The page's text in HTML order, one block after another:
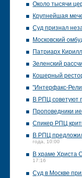
Около тысячи
Крупнейшая
Суд признал
Московский
Патриарх
Зеленский
Кошерный
"Интерфакс-
В РПЦ советуют
Проповедники
Спикер РПЦ
В РПЦ
года, 10:00
В храме Христа
17:16
Суд в Москве